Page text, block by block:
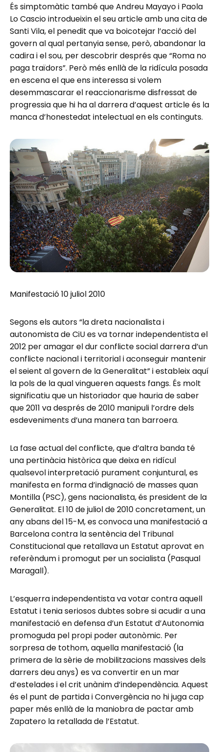
És simptomàtic també que Andreu Mayayo i Paola
Lo Cascio introdueixin el seu article amb una cita de
Santi Vila, el penedit que va boicotejar l’acció del
govern al qual pertanyia sense, però, abandonar la
cadira i el sou, per descobrir després que “Roma no
paga traïdors”. Però més enllà de la ridícula posada
en escena el que ens interessa si volem
desemmascarar el reaccionarisme disfressat de
progressia que hi ha al darrera d’aquest article és la
manca d’honestedat intelectual en els continguts.
Manifestació 10 juliol 2010
Segons els autors “la dreta nacionalista i
autonomista de CiU es va tornar independentista el
2012 per amagar el dur conflicte social darrera d’un
conflicte nacional i territorial i aconseguir mantenir
el seient al govern de la Generalitat” i estableix aquí
la pols de la qual vingueren aquests fangs. És molt
significatiu que un historiador que hauria de saber
que 2011 va després de 2010 manipuli l’ordre dels
esdeveniments d’una manera tan barroera.
La fase actual del conflicte, que d’altra banda té
una pertinàcia històrica que deixa en ridícul
qualsevol interpretació purament conjuntural, es
manifesta en forma d’indignació de masses quan
Montilla (PSC), gens nacionalista, és president de la
Generalitat. El 10 de juliol de 2010 concretament, un
any abans del 15-M, es convoca una manifestació a
Barcelona contra la sentència del Tribunal
Constitucional que retallava un Estatut aprovat en
referèndum i promogut per un socialista (Pasqual
Maragall).
L’esquerra independentista va votar contra aquell
Estatut i tenia seriosos dubtes sobre si acudir a una
manifestació en defensa d’un Estatut d’Autonomia
promoguda pel propi poder autonòmic. Per
sorpresa de tothom, aquella manifestació (la
primera de la sèrie de mobilitzacions massives dels
darrers deu anys) es va convertir en un mar
d’estelades i el crit unànim d’independència. Aquest
és el punt de partida i Convergència no hi juga cap
paper més enllà de la maniobra de pactar amb
Zapatero la retallada de l’Estatut.